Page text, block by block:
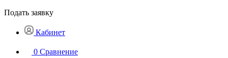
Подать заявку
Кабинет
0 Сравнение